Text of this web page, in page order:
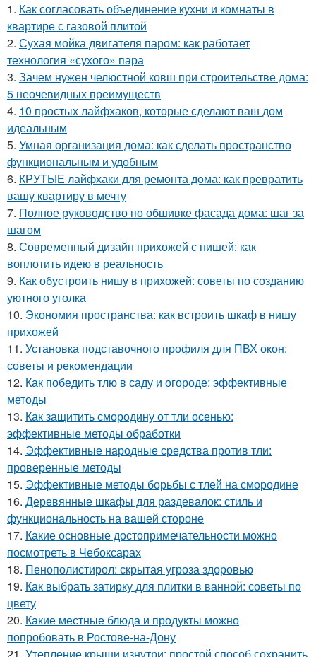
1. Как согласовать объединение кухни и комнаты в
квартире с газовой плитой
2. Сухая мойка двигателя паром: как работает
технология «сухого» пара
3. Зачем нужен челюстной ковш при строительстве дома:
5 неочевидных преимуществ
4. 10 простых лайфхаков, которые сделают ваш дом
идеальным
5. Умная организация дома: как сделать пространство
функциональным и удобным
6. КРУТЫЕ лайфхаки для ремонта дома: как превратить
вашу квартиру в мечту
7. Полное руководство по обшивке фасада дома: шаг за
шагом
8. Современный дизайн прихожей с нишей: как
воплотить идею в реальность
9. Как обустроить нишу в прихожей: советы по созданию
уютного уголка
10. Экономия пространства: как встроить шкаф в нишу
прихожей
11. Установка подставочного профиля для ПВХ окон:
советы и рекомендации
12. Как победить тлю в саду и огороде: эффективные
методы
13. Как защитить смородину от тли осенью:
эффективные методы обработки
14. Эффективные народные средства против тли:
проверенные методы
15. Эффективные методы борьбы с тлей на смородине
16. Деревянные шкафы для раздевалок: стиль и
функциональность на вашей стороне
17. Какие основные достопримечательности можно
посмотреть в Чебоксарах
18. Пенополистирол: скрытая угроза здоровью
19. Как выбрать затирку для плитки в ванной: советы по
цвету
20. Какие местные блюда и продукты можно
попробовать в Ростове-на-Дону